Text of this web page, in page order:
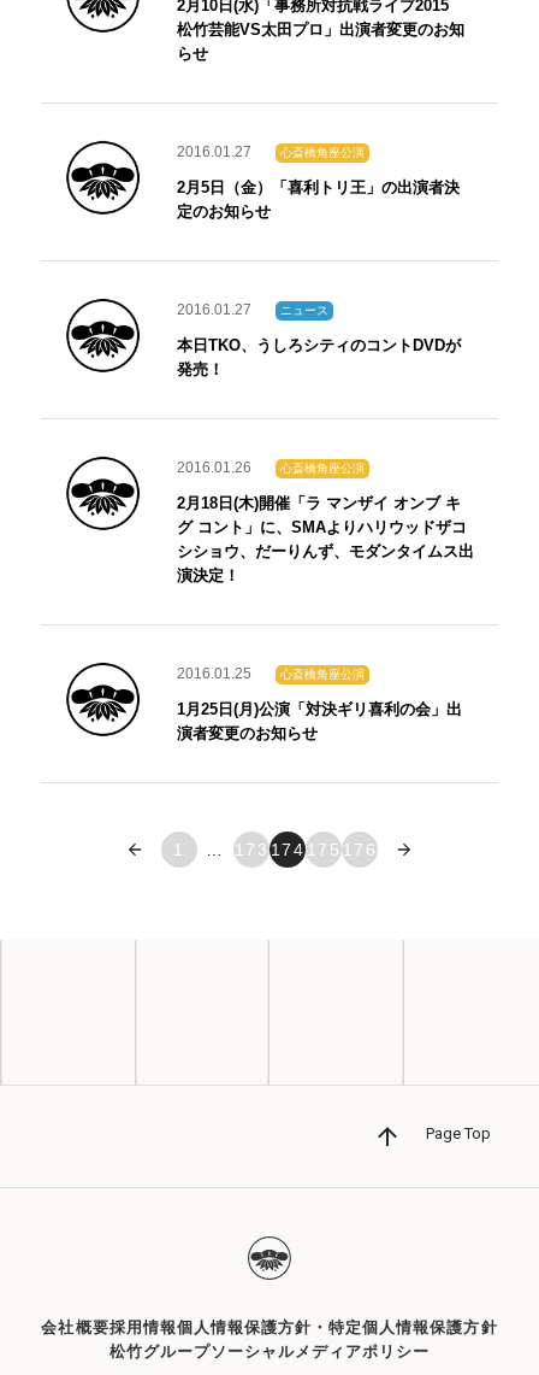
2月10日(水)「事務所対抗戦ライブ2015
松竹芸能VS太田プロ」出演者変更のお知
らせ
2016.01.27 心斎橋角座公演
2月5日（金）「喜利トリ王」の出演者決
定のお知らせ
2016.01.27 ニュース
本日TKO、うしろシティのコントDVDが
発売！
2016.01.26 心斎橋角座公演
2月18日(木)開催「ラ マンザイ オンブ キ
グ コント」に、SMAよりハリウッドザコ
シショウ、だーりんず、モダンタイムス出
演決定！
2016.01.25 心斎橋角座公演
1月25日(月)公演「対決ギリ喜利の会」出
演者変更のお知らせ
« 前へ 1 173 174 175 176次へ »
Page Top
会社概要採用情報個人情報保護方針・特定個人情報保護方針
松竹グループソーシャルメディアポリシー